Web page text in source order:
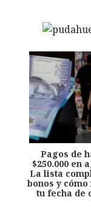
Pagos de
$250.000 en
La lista
bonos y
tu fecha de